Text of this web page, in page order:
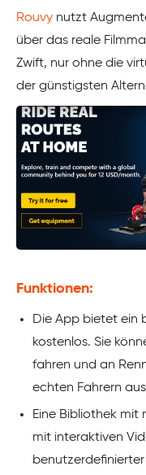
Rouvy nutzt
über das reale
Zwift, nur ohne die
der günstigsten
Funktionen:
Die App bietet ein
kostenlos. Sie
fahren und an
echten Fahrern
Eine Bibliothek mit
mit interaktiven